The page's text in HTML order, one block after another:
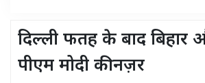
दिल्ली फतह के बाद बिहार
पीएम मोदी की नज़र